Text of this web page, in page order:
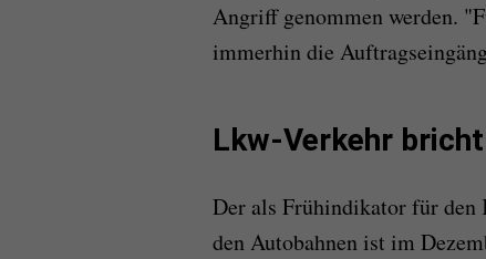
Angriff genommen werden.
immerhin die
Lkw-Verkehr
Der als Frühindikator für
den Autobahnen ist im